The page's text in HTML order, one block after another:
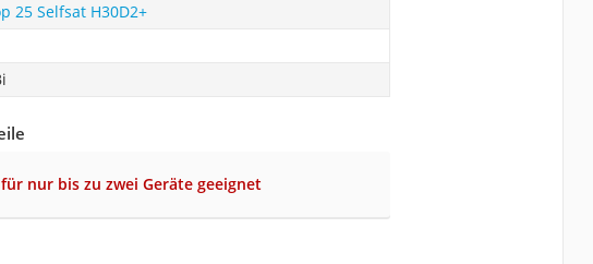
25 Selfsat H30D2+
für nur bis zu zwei Geräte geeignet